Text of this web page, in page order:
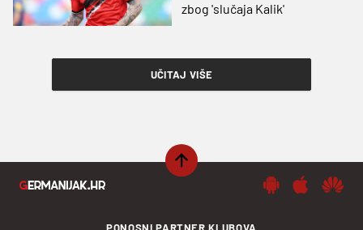
zbog 'slučaja Kalik'
UČITAJ VIŠE